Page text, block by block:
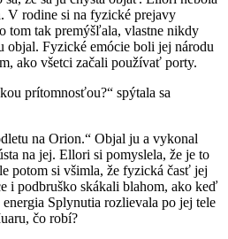
V rodine si na fyzické prejavy
tom tak premýšľala, vlastne nikdy
objal. Fyzické emócie boli jej národu
ako všetci začali používať porty.
prítomnosťou?“ spýtala sa
na Orion.“ Objal ju a vykonal
na jej. Ellori si pomyslela, že je to
potom si všimla, že fyzická časť jej
i podbruško skákali blahom, ako keď
Splynutia rozlievala po jej tele
čo robí?